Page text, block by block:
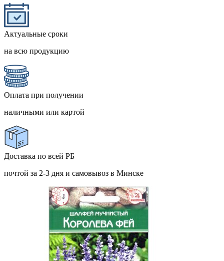
Актуальные сроки
на всю продукцию
Оплата при получении
наличными или картой
Доставка по всей РБ
почтой за 2-3 дня и самовывоз в Минске